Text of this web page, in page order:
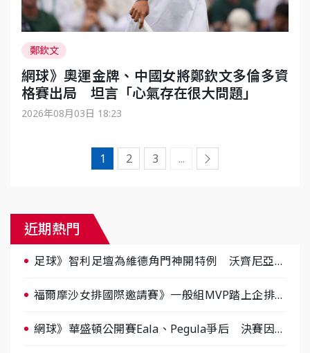
鄭欽文
網球》奧運金牌、中國女將鄭欽文多倫多資
格賽出局 坦言「心氣存在很大問題」
2026年08月03日 18:23
1 2 3 ... 到下一頁
近期熱門
足球》智利足壇為維德角門神開特例 沃齊尼亞獲
福爾摩沙女排國際邀請賽》一般組MVP踏上企排舞
​網球》華盛頓公開賽Eala、Pegula爭后 決賽因天